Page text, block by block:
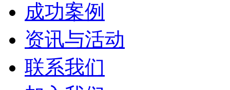
成功案例
资讯与活动
联系我们